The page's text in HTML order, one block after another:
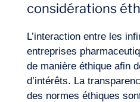
considérations
L’interaction entre les
entreprises
de manière éthique afin
d’intérêts. La
des normes éthiques